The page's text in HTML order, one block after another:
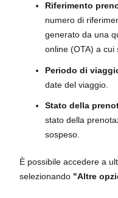
Riferimento
numero di
generato da una
online (OTA) a cui
Periodo di
date del viaggio.
Stato della
stato della
sospeso.
È possibile accedere a
selezionando "Altre